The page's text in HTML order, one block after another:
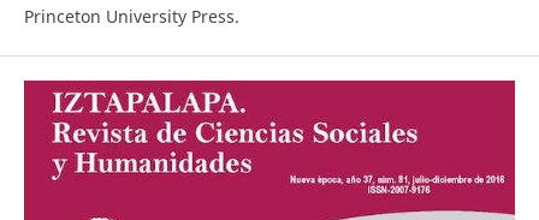
Princeton University Press.